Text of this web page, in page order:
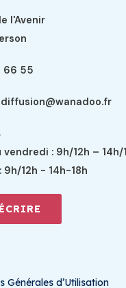
l'Avenir
66 55
vendredi : 9h/12h – 14h/
9h/12h - 14h-18h
Générales d’Utilisation